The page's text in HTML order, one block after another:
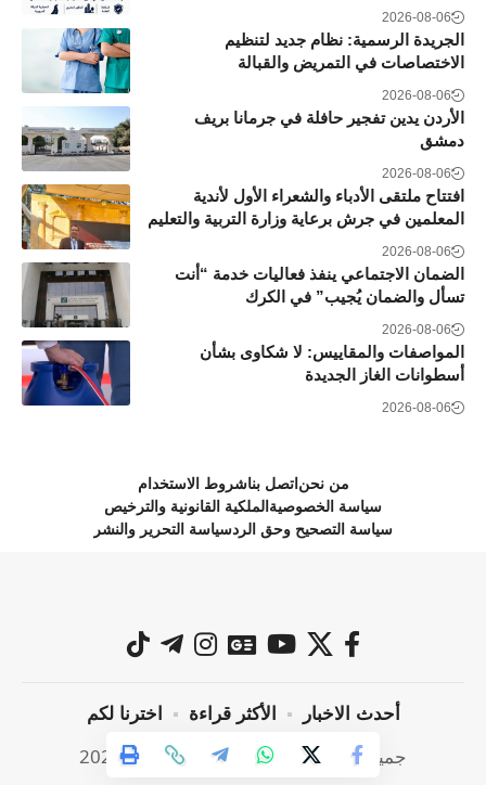
2026-08-06
الجريدة الرسمية: نظام جديد لتنظيم
الاختصاصات في التمريض والقبالة
2026-08-06
الأردن يدين تفجير حافلة في جرمانا بريف
دمشق
2026-08-06
افتتاح ملتقى الأدباء والشعراء الأول لأندية
المعلمين في جرش برعاية وزارة التربية والتعليم
2026-08-06
الضمان الاجتماعي ينفذ فعاليات خدمة “أنت
تسأل والضمان يُجيب” في الكرك
2026-08-06
المواصفات والمقاييس: لا شكاوى بشأن
أسطوانات الغاز الجديدة
2026-08-06
من نحن اتصل بناشروط الاستخدام
سياسة الخصوصية الملكية القانونية والترخيص
سياسة التصحيح وحق الردسياسة التحرير والنشر
جميع الحقوق محفوظة @ صراحة نيوز 2024
أحدث الاخبار الأكثر قراءة اخترنا لكم